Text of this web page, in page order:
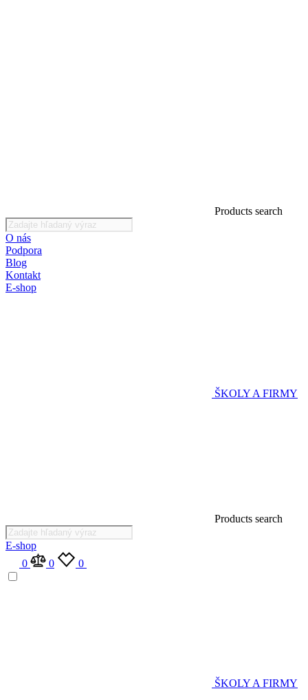
Products search
O nás
Podpora
Blog
Kontakt
E-shop
ŠKOLY A FIRMY
Products search
E-shop
0
0 0
ŠKOLY A FIRMY